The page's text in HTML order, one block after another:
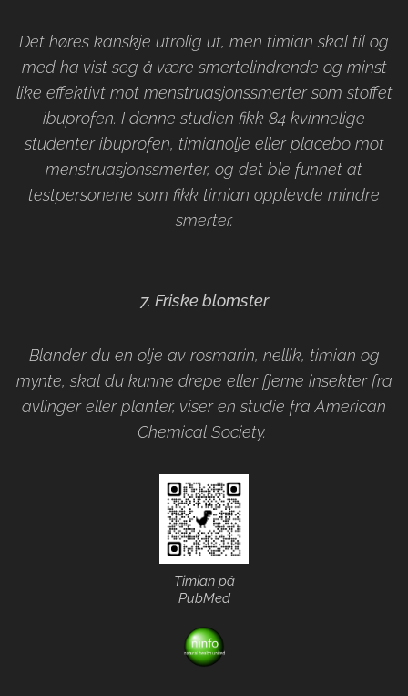
Det høres kanskje utrolig ut, men timian skal til og
med ha vist seg å være smertelindrende og minst
like effektivt mot menstruasjonssmerter som stoffet
ibuprofen. I denne studien fikk 84 kvinnelige
studenter ibuprofen, timianolje eller placebo mot
menstruasjonssmerter, og det ble funnet at
testpersonene som fikk timian opplevde mindre
smerter.
7. Friske blomster
Blander du en olje av rosmarin, nellik, timian og
mynte, skal du kunne drepe eller fjerne insekter fra
avlinger eller planter, viser en studie fra American
Chemical Society.
Timian på
PubMed